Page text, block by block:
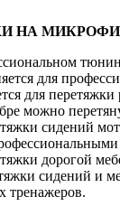
НА
для
для
можно
сидений
дорогой
сидений и
тренажеров.